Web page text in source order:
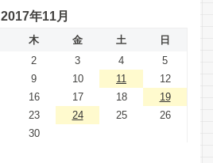
2017年11月
木 金 土
日
2 3 4
5
9 10 11
12
16 17 18
19
23 24 25
26
30